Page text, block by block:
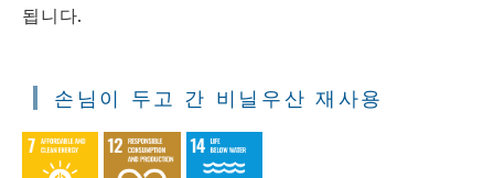
됩니다.
손님이 두고 간 비닐우산 재사용